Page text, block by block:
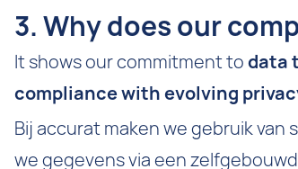
3. Why does our
It shows our commitment todata
compliance with evolving
Bij accurat maken we gebruik
we gegevens via een